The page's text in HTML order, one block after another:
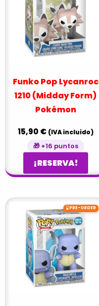
Funko Pop Lycanroc
1210 (Midday Form)
Pokémon
15,90 € (IVA incluido)
🎁 +16 puntos
¡RESERVA!
⌛PRE-ORDER